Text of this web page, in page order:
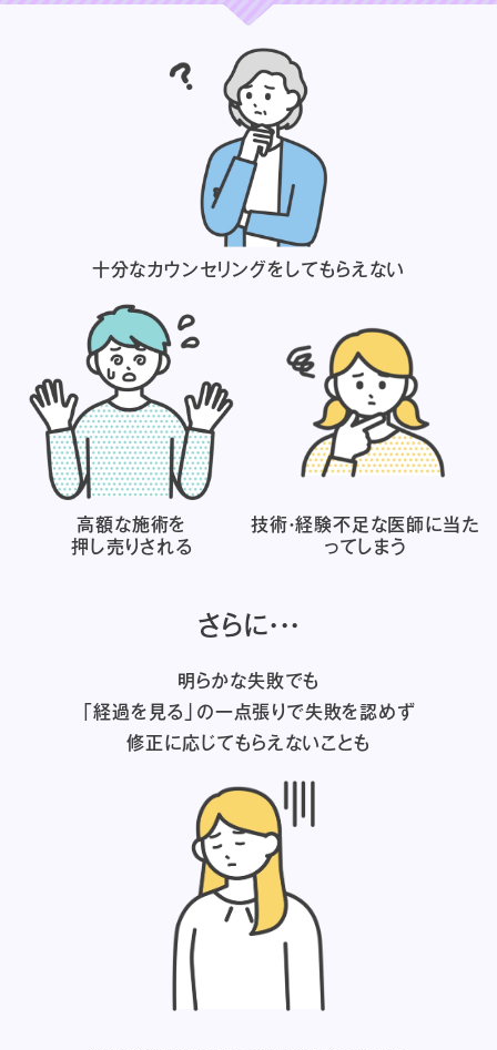
十分なカウンセリングをしてもらえない
高額な施術を
押し売りされる
技術・経験不足な医師に当た
ってしまう
さらに・・・
明らかな失敗でも
「経過を見る」の一点張りで失敗を認めず
修正に応じてもらえないことも